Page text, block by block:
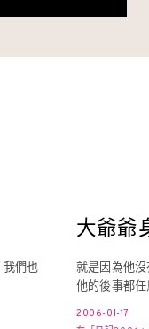
我們也
大爺爺
就是因為他
他的後事都
2006-01-17